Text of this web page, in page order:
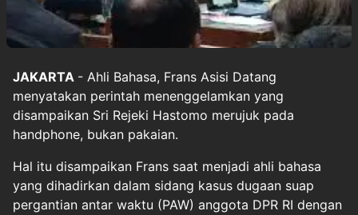
JAKARTA - Ahli Bahasa, Frans Asisi Datang
menyatakan perintah menenggelamkan yang
disampaikan Sri Rejeki Hastomo merujuk pada
handphone, bukan pakaian.
Hal itu disampaikan Frans saat menjadi ahli bahasa
yang dihadirkan dalam sidang kasus dugaan suap
pergantian antar waktu (PAW) anggota DPR RI dengan